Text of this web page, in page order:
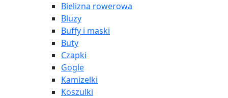
Bielizna rowerowa
Bluzy
Buffy i maski
Buty
Czapki
Gogle
Kamizelki
Koszulki